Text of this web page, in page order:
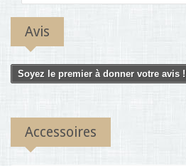
Avis
Soyez le premier à donner votre avis !
Accessoires